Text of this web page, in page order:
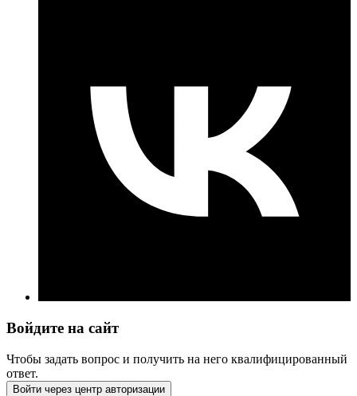
Войдите на сайт
Чтобы задать вопрос и получить на него квалифицированный
ответ.
Войти через центр авторизации